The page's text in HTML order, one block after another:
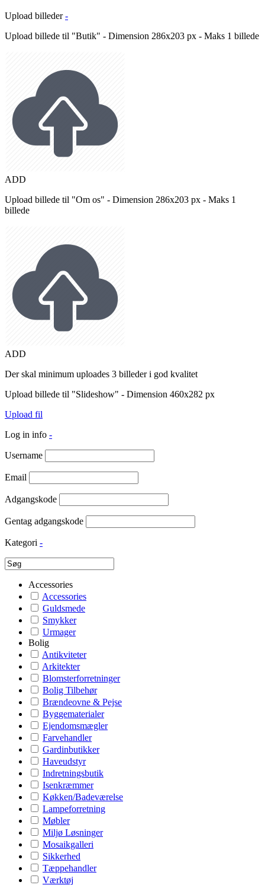
Upload billeder -
Upload billede til "Butik" - Dimension 286x203 px - Maks 1 billede
ADD
Upload billede til "Om os" - Dimension 286x203 px - Maks 1
billede
ADD
Der skal minimum uploades 3 billeder i god kvalitet
Upload billede til "Slideshow" - Dimension 460x282 px
Upload fil
Log in info -
Username
Email
Adgangskode
Gentag adgangskode
Kategori -
Accessories
Accessories
Guldsmede
Smykker
Urmager
Bolig
Antikviteter
Arkitekter
Blomsterforretninger
Bolig Tilbehør
Brændeovne & Pejse
Byggematerialer
Ejendomsmægler
Farvehandler
Gardinbutikker
Haveudstyr
Indretningsbutik
Isenkræmmer
Køkken/Badeværelse
Lampeforretning
Møbler
Miljø Løsninger
Mosaikgalleri
Sikkerhed
Tæppehandler
Værktøj